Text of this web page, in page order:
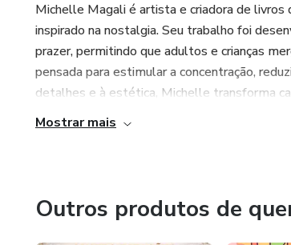
Michelle Magali é artista e criadora de
inspirado na nostalgia. Seu trabalho foi
prazer, permitindo que adultos e crianças
pensada para estimular a concentração,
detalhes e à estética, Michelle transforma
Mostrar mais
Outros produtos de